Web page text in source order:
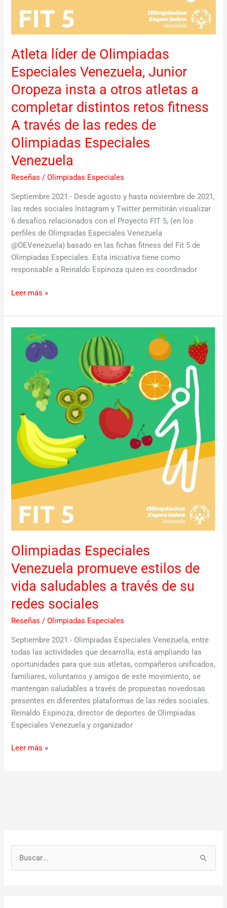
Atleta líder de Olimpiadas
Especiales Venezuela, Junior
Oropeza insta a otros atletas a
completar distintos retos fitness
A través de las redes de
Olimpiadas Especiales
Venezuela
Reseñas /Olimpiadas Especiales
Septiembre 2021.- Desde agosto y hasta noviembre de 2021,
las redes sociales Instagram y Twitter permitirán visualizar
6 desafíos relacionados con el Proyecto FIT 5, (en los
perfiles de Olimpiadas Especiales Venezuela
@OEVenezuela) basado en las fichas fitness del Fit 5 de
Olimpiadas Especiales. Esta iniciativa tiene como
responsable a Reinaldo Espinoza quien es coordinador
retos
través
de
redes
de
Olimpiadas
Especiales
Venezuela
Leer más »
Olimpiadas Especiales
Venezuela promueve estilos de
vida saludables a través de su
redes sociales
Reseñas /Olimpiadas Especiales
Septiembre 2021.- Olimpiadas Especiales Venezuela, entre
todas las actividades que desarrolla, está ampliando las
oportunidades para que sus atletas, compañeros unificados,
familiares, voluntarios y amigos de este movimiento, se
mantengan saludables a través de propuestas novedosas
presentes en diferentes plataformas de las redes sociales.
Reinaldo Espinoza, director de deportes de Olimpiadas
Especiales Venezuela y organizador
Olimpiadas
Especiales
Venezuela
promueve
estilos
saludables
través
redes
Leer más »